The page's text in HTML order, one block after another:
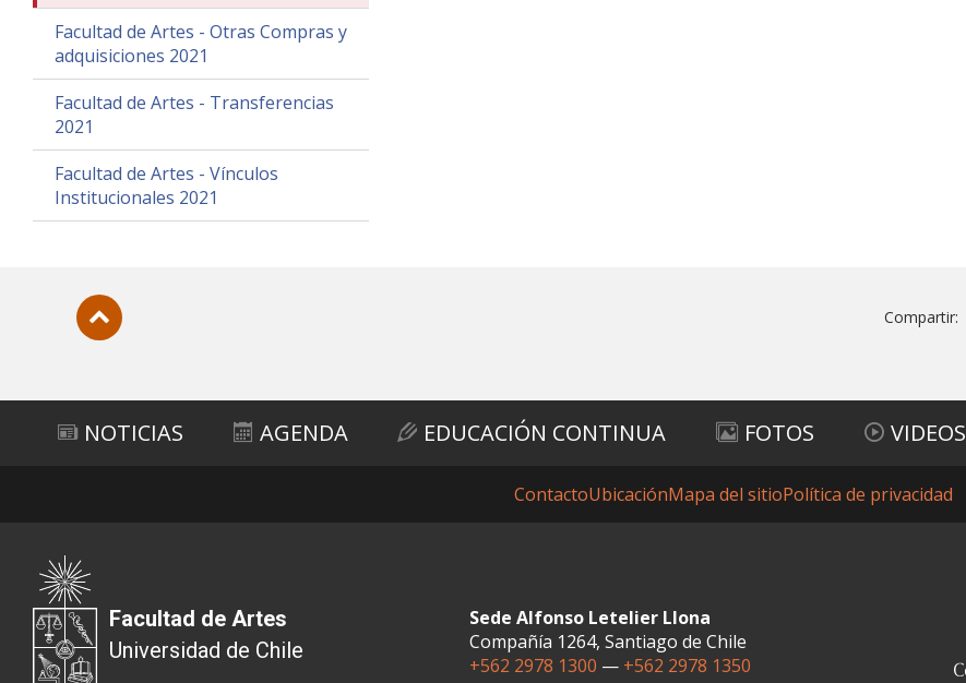
Facultad de Artes - Otras Compras y
adquisiciones 2021
Facultad de Artes - Transferencias
2021
Facultad de Artes - Vínculos
Institucionales 2021
Compartir:
NOTICIAS AGENDA EDUCACIÓN CONTINUA FOTOS VIDEOS
ContactoUbicaciónMapa del sitioPolítica de privacidad
Facultad de Artes
Universidad de Chile
Sede Alfonso Letelier Llona
Compañía 1264, Santiago de Chile
+562 2978 1300 — +562 2978 1350